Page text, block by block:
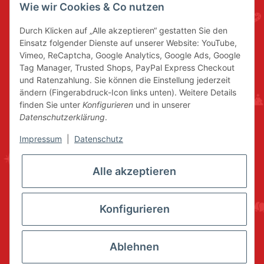
* Alle Preise inkl. gesetzlicher USt., zzgl.
Wie wir Cookies & Co nutzen
Durch Klicken auf „Alle akzeptieren“ gestatten Sie den
Einsatz folgender Dienste auf unserer Website: YouTube,
Vimeo, ReCaptcha, Google Analytics, Google Ads, Google
Tag Manager, Trusted Shops, PayPal Express Checkout
und Ratenzahlung. Sie können die Einstellung jederzeit
ändern (Fingerabdruck-Icon links unten). Weitere Details
finden Sie unter Konfigurieren und in unserer
Datenschutzerklärung.
Impressum Datenschutz
Alle akzeptieren
Konfigurieren
Ablehnen